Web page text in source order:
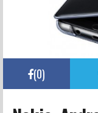
(0)